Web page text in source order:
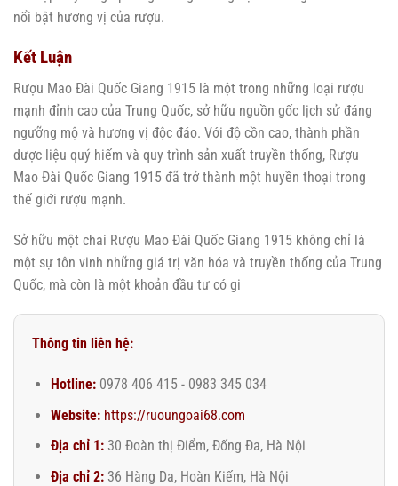
nổi bật hương vị của rượu.
Kết Luận
Rượu Mao Đài Quốc Giang 1915 là một trong những loại rượu
mạnh đỉnh cao của Trung Quốc, sở hữu nguồn gốc lịch sử đáng
ngưỡng mộ và hương vị độc đáo. Với độ cồn cao, thành phần
dược liệu quý hiếm và quy trình sản xuất truyền thống, Rượu
Mao Đài Quốc Giang 1915 đã trở thành một huyền thoại trong
thế giới rượu mạnh.
Sở hữu một chai Rượu Mao Đài Quốc Giang 1915 không chỉ là
một sự tôn vinh những giá trị văn hóa và truyền thống của Trung
Quốc, mà còn là một khoản đầu tư có gi
Thông tin liên hệ:
Hotline:0978 406 415 - 0983 345 034
Website: https://ruoungoai68.com
Địa chỉ 1:30 Đoàn thị Điểm, Đống Đa, Hà Nội
Địa chỉ 2:36 Hàng Da, Hoàn Kiếm, Hà Nội